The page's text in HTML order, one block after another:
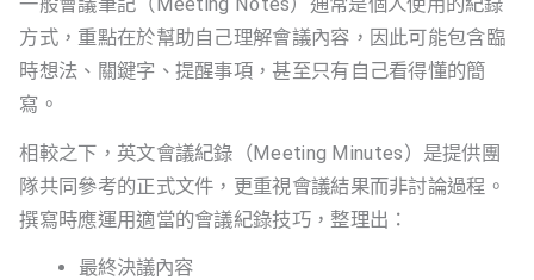
一般會議筆記（Meeting Notes）通常是個人使用的紀錄
方式，重點在於幫助自己理解會議內容，因此可能包含臨
時想法、關鍵字、提醒事項，甚至只有自己看得懂的簡
寫。
相較之下，英文會議紀錄（Meeting Minutes）是提供團
隊共同參考的正式文件，更重視會議結果而非討論過程。
撰寫時應運用適當的會議紀錄技巧，整理出：
最終決議內容